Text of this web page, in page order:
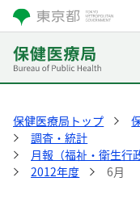
保健医療局トップ
調査・統計
月報（福祉・衛生行
2012年度
6月